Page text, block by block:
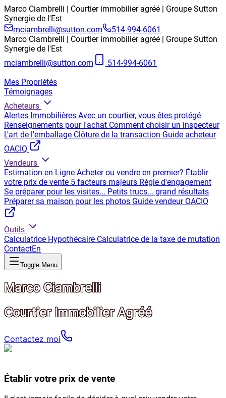
Marco Ciambrelli | Courtier immobilier agréé | Groupe Sutton
Synergie de l'Est
mciambrelli@sutton.com
514-994-6061
Marco Ciambrelli | Courtier immobilier agréé | Groupe Sutton
Synergie de l'Est
mciambrelli@sutton.com
514-994-6061
Mes Propriétés
Témoignages
Acheteurs
Alertes Immobilières Avec un courtier, vous êtes protégé
Renseignements pour l'achat Comment choisir un inspecteur
L'art de l'emballage Clôture de la transaction Guide acheteur
OACIQ
Vendeurs
Estimation en Ligne Acheter ou vendre en premier? Établir
votre prix de vente 5 facteurs majeurs Règle d'engagement
Se préparer pour les visites... Petits trucs... grand résultats
Préparer sa maison pour les photos Guide vendeur OACIQ
Outils
Calculatrice Hypothécaire Calculatrice de la taxe de mutation
ContactEn
Toggle Menu
Marco Ciambrelli
Courtier Immobilier Agréé
Contactez moi
Établir votre prix de vente